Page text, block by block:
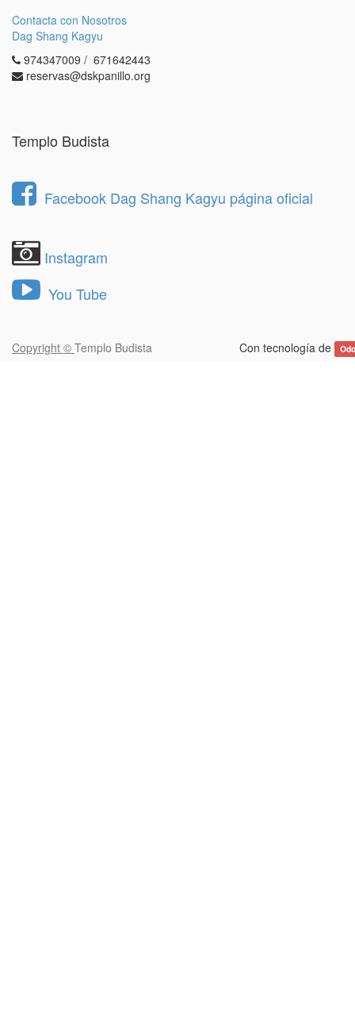
Contacta con Nosotros
Dag Shang Kagyu
974347009 / 671642443
reservas@dskpanillo.org
Templo Budista
Facebook Dag Shang Kagyu página oficial
Instagram
You Tube
Con tecnología de
Copyright © Templo Budista